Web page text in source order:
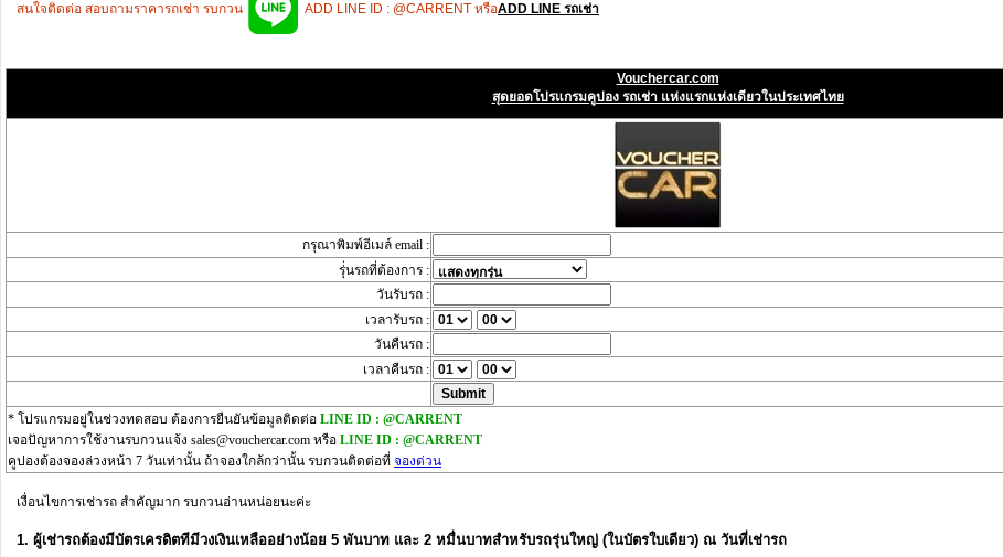
สนใจติดต่อ สอบถามราคารถเช่า รบกวน ADD LINE ID : @CARRENT หรือADD LINE รถเช่า
Vouchercar.com
สุดยอดโปรแกรมคูปอง รถเช่า แห่งแรกแห่งเดียวในประเทศไทย
กรุณาพิมพ์อีเมล์ email :
รุ่่นรถที่ต้องการ :
วันรับรถ :
เวลารับรถ :
วันคืนรถ :
เวลาคืนรถ :
* โปรแกรมอยู่ในช่วงทดสอบ ต้องการยืนยันข้อมูลติดต่อ LINE ID : @CARRENT
เจอปัญหาการใช้งานรบกวนแจ้ง sales@vouchercar.com หรือ LINE ID : @CARRENT
คูปองต้องจองล่วงหน้า 7 วันเท่านั้น ถ้าจองใกล้กว่านั้น รบกวนติดต่อที่ จองด่วน
เงื่อนไขการเช่ารถ สำคัญมาก รบกวนอ่านหน่อยนะค่ะ
1. ผู้เช่ารถต้องมีบัตรเครดิตทีมีวงเงินเหลืออย่างน้อย 5 พันบาท และ 2 หมื่นบาทสำหรับรถรุ่นใหญ่ (ในบัตรใบเดียว) ณ วันที่เช่ารถ